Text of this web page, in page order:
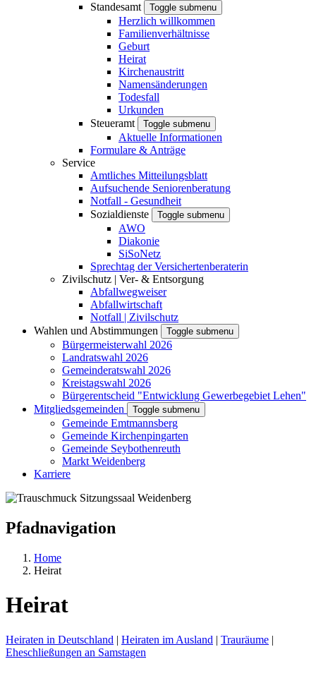
Standesamt
Toggle submenu
Herzlich willkommen
Familienverhältnisse
Geburt
Heirat
Kirchenaustritt
Namensänderungen
Todesfall
Urkunden
Steueramt
Toggle submenu
Aktuelle Informationen
Formulare & Anträge
Service
Amtliches Mitteilungsblatt
Aufsuchende Seniorenberatung
Notfall - Gesundheit
Sozialdienste
Toggle submenu
AWO
Diakonie
SiSoNetz
Sprechtag der Versichertenberaterin
Zivilschutz | Ver- & Entsorgung
Abfallwegweiser
Abfallwirtschaft
Notfall | Zivilschutz
Wahlen und Abstimmungen
Toggle submenu
Bürgermeisterwahl 2026
Landratswahl 2026
Gemeinderatswahl 2026
Kreistagswahl 2026
Bürgerentscheid "Entwicklung Gewerbegebiet Lehen"
Mitgliedsgemeinden
Toggle submenu
Gemeinde Emtmannsberg
Gemeinde Kirchenpingarten
Gemeinde Seybothenreuth
Markt Weidenberg
Karriere
Pfadnavigation
Home
Heirat
Heirat
Heiraten in Deutschland | Heiraten im Ausland | Trauräume |
Eheschließungen an Samstagen